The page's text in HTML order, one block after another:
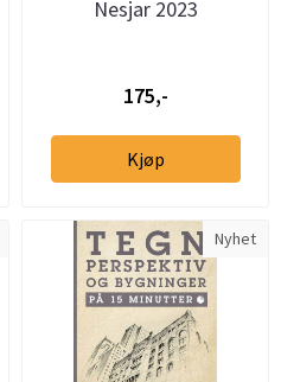
Nesjar 2023
175,-
Kjøp
Nyhet